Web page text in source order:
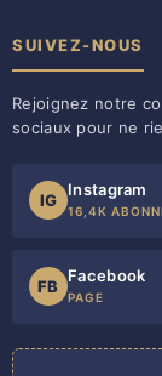
SUIVEZ-NOUS
Rejoignez notre
sociaux pour ne
IG
Instagram
16,4K
FB
Facebook
PAGE